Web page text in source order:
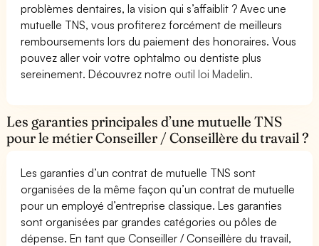
problèmes dentaires, la vision qui s’affaiblit ? Avec une
mutuelle TNS, vous profiterez forcément de meilleurs
remboursements lors du paiement des honoraires. Vous
pouvez aller voir votre ophtalmo ou dentiste plus
sereinement. Découvrez notre outil loi Madelin.
Les garanties principales d’une mutuelle TNS
pour le métier Conseiller / Conseillère du travail ?
Les garanties d’un contrat de mutuelle TNS sont
organisées de la même façon qu’un contrat de mutuelle
pour un employé d’entreprise classique. Les garanties
sont organisées par grandes catégories ou pôles de
dépense. En tant que Conseiller / Conseillère du travail,